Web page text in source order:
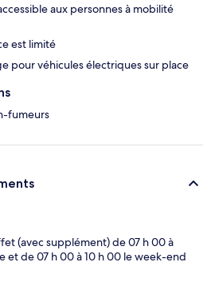
aux personnes à mobilité
est limité
pour véhicules électriques sur place
fumeurs
(avec supplément) de 07 h 00 à
et de 07 h 00 à 10 h 00 le week-end